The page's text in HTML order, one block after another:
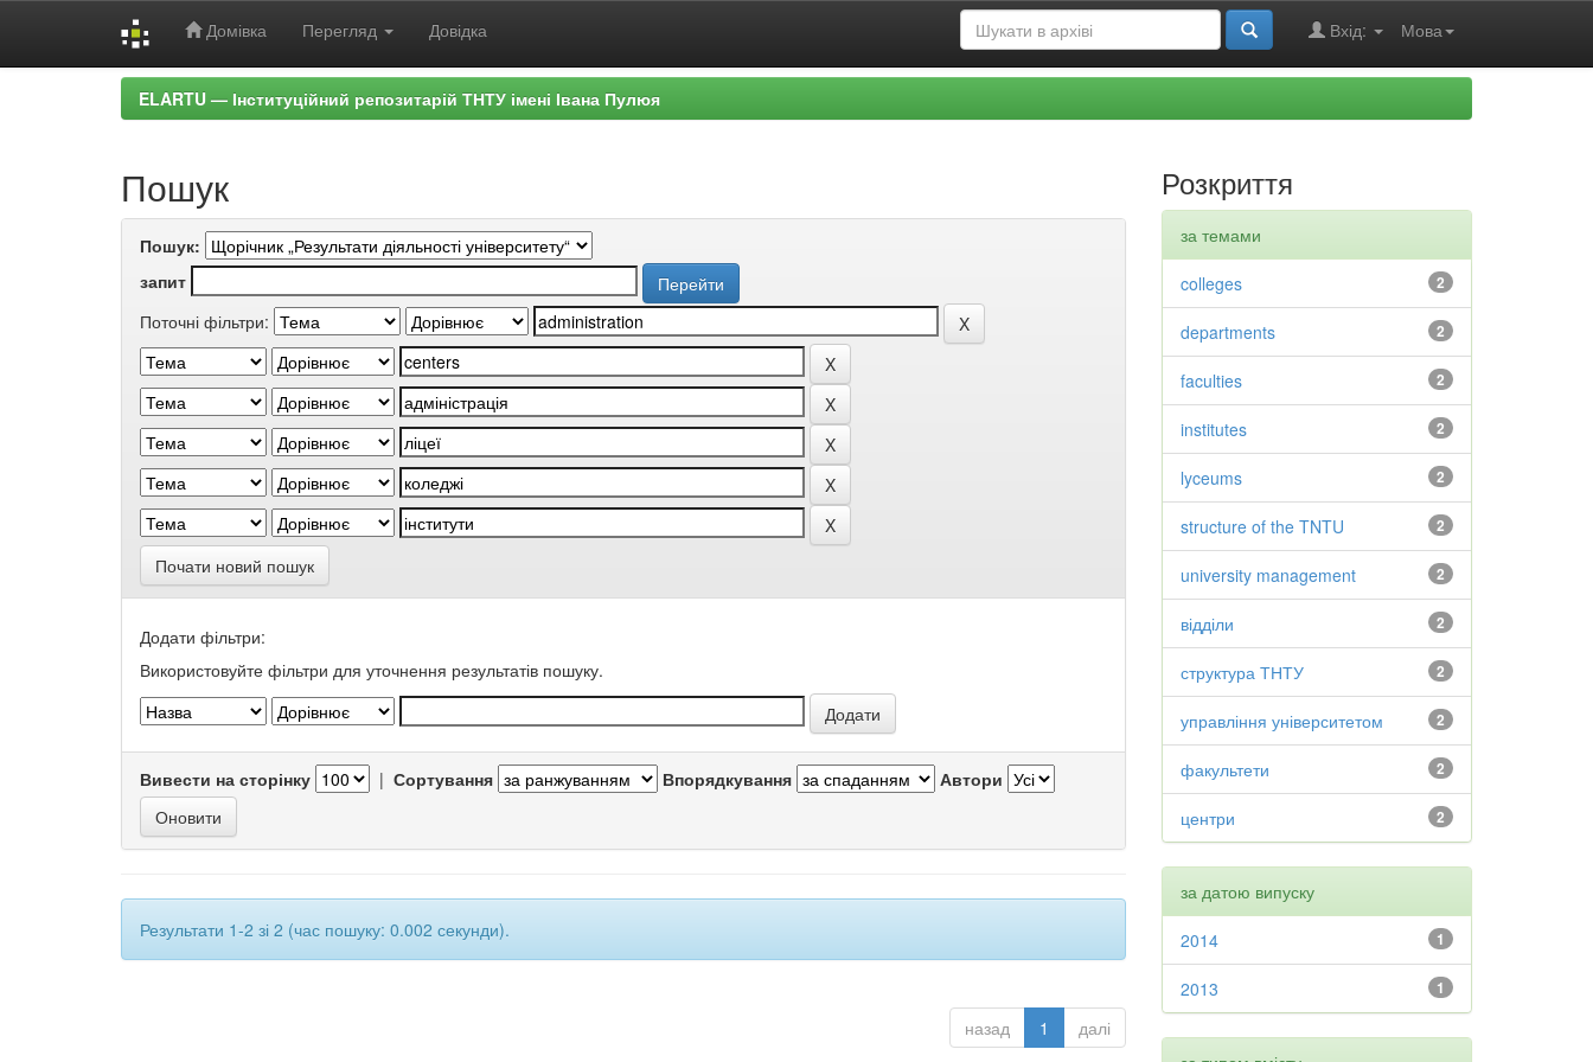
Домівка Перегляд Довідка Мова
Вхід:
ELARTU — Інституційний репозитарій ТНТУ імені Івана Пулюя
Пошук
Пошук:
запит
Поточні фільтри:
Почати новий пошук
Додати фільтри:
Використовуйте фільтри для уточнення результатів пошуку.
Вивести на сторінку | Сортування Впорядкування Автори
Результати 1-2 зі 2 (час пошуку: 0.002 секунди).
назад 1 далі
Розкриття
за темами
2
colleges
2
departments
2
faculties
2
institutes
2
lyceums
2
structure of the TNTU
2
university management
2
відділи
2
структура ТНТУ
2
управління університетом
2
факультети
2
центри
за датою випуску
1
2014
1
2013